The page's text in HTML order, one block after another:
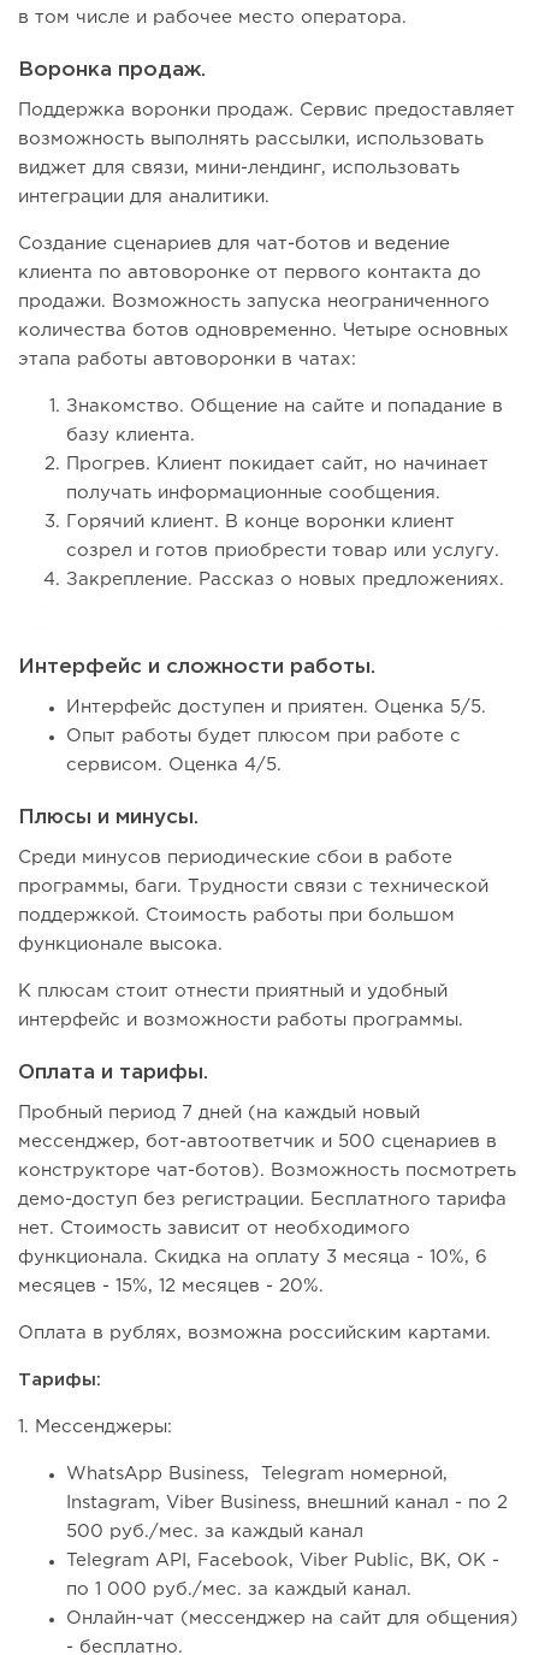
в том числе и рабочее место оператора.
Воронка продаж.
Поддержка воронки продаж. Сервис предоставляет
возможность выполнять рассылки, использовать
виджет для связи, мини-лендинг, использовать
интеграции для аналитики.
Создание сценариев для чат-ботов и ведение
клиента по автоворонке от первого контакта до
продажи. Возможность запуска неограниченного
количества ботов одновременно. Четыре основных
этапа работы автоворонки в чатах:
Знакомство. Общение на сайте и попадание в
базу клиента.
Прогрев. Клиент покидает сайт, но начинает
получать информационные сообщения.
Горячий клиент. В конце воронки клиент
созрел и готов приобрести товар или услугу.
Закрепление. Рассказ о новых предложениях.
Интерфейс и сложности работы.
Интерфейс доступен и приятен. Оценка 5/5.
Опыт работы будет плюсом при работе с
сервисом. Оценка 4/5.
Плюсы и минусы.
Среди минусов периодические сбои в работе
программы, баги. Трудности связи с технической
поддержкой. Стоимость работы при большом
функционале высока.
К плюсам стоит отнести приятный и удобный
интерфейс и возможности работы программы.
Оплата и тарифы.
Пробный период 7 дней (на каждый новый
мессенджер, бот-автоответчик и 500 сценариев в
конструкторе чат-ботов). Возможность посмотреть
демо-доступ без регистрации. Бесплатного тарифа
нет. Стоимость зависит от необходимого
функционала. Скидка на оплату 3 месяца - 10%, 6
месяцев - 15%, 12 месяцев - 20%.
Оплата в рублях, возможна российским картами.
Тарифы:
1. Мессенджеры:
WhatsApp Business, Telegram номерной,
Instagram, Viber Business, внешний канал - по 2
500 руб./мес. за каждый канал
Telegram API, Facebook, Viber Public, ВК, ОК -
по 1 000 руб./мес. за каждый канал.
Онлайн-чат (мессенджер на сайт для общения)
- бесплатно.